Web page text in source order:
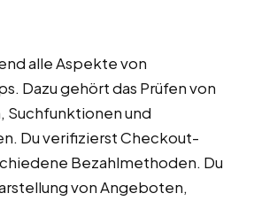
alle Aspekte von
Dazu gehört das Prüfen von
Suchfunktionen und
Du verifizierst Checkout-
Bezahlmethoden. Du
von Angeboten,